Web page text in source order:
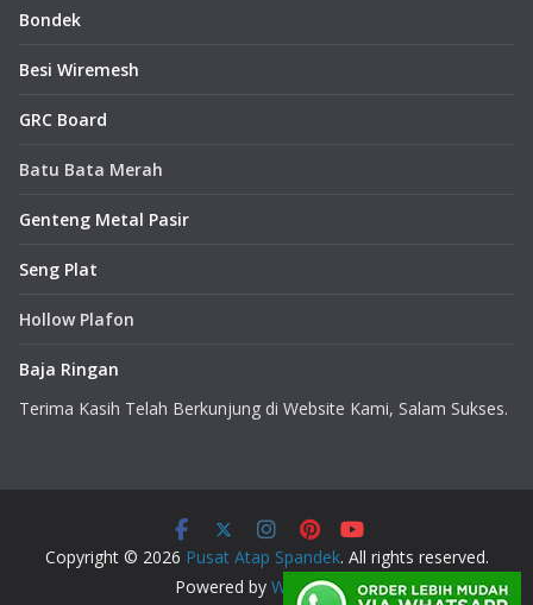
Bondek
Besi Wiremesh
GRC Board
Batu Bata Merah
Genteng Metal Pasir
Seng Plat
Hollow Plafon
Baja Ringan
Terima Kasih Telah Berkunjung di Website Kami, Salam Sukses.
Copyright © 2026 Pusat Atap Spandek. All rights reserved.
Powered by WordPress .